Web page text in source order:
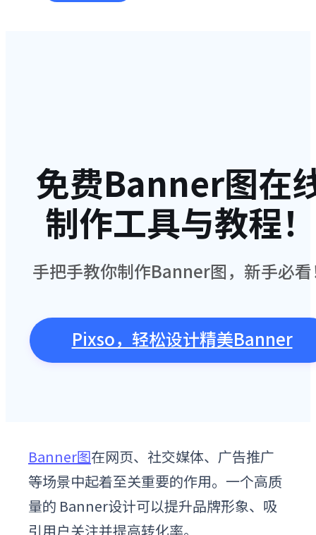
免费Banner图在
制作工具与教程！
手把手教你制作Banner图，新手必
Pixso，轻松设计精美Banner
Banner图在网页、社交媒体、广告推广
等场景中起着至关重要的作用。一个高质
量的 Banner设计可以提升品牌形象、吸
引用户关注并提高转化率。